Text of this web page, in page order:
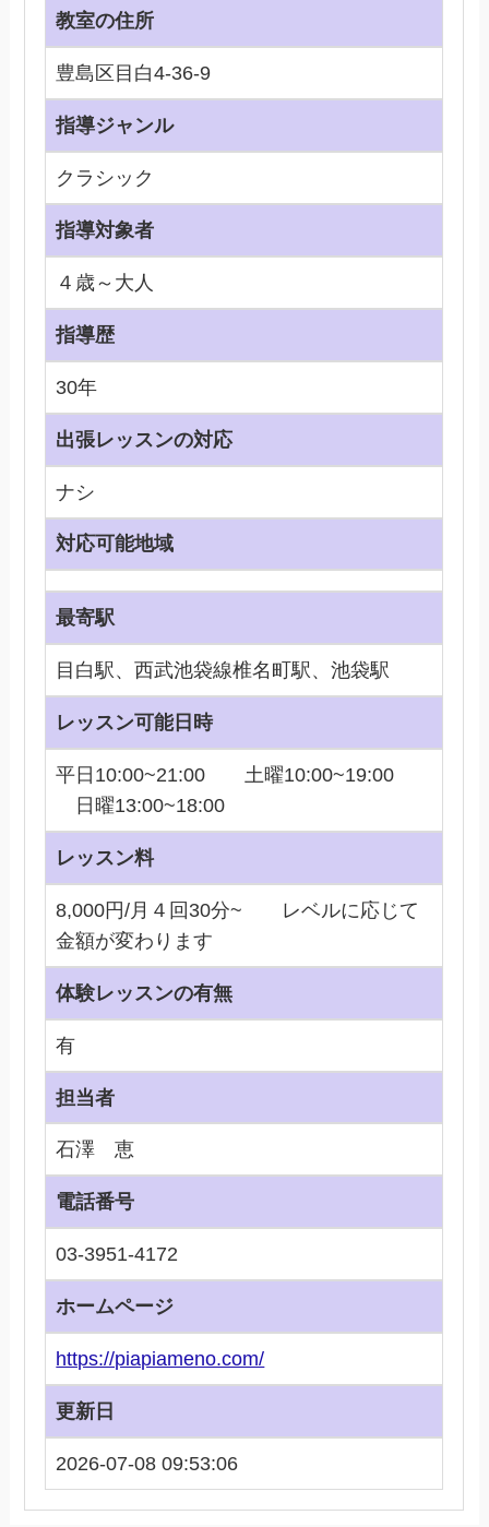
教室の住所
豊島区目白4-36-9
指導ジャンル
クラシック
指導対象者
４歳～大人
指導歴
30年
出張レッスンの対応
ナシ
対応可能地域
最寄駅
目白駅、西武池袋線椎名町駅、池袋駅
レッスン可能日時
平日10:00~21:00 土曜10:00~19:00
日曜13:00~18:00
レッスン料
8,000円/月４回30分~ レベルに応じて
金額が変わります
体験レッスンの有無
有
担当者
石澤 恵
電話番号
03-3951-4172
ホームページ
https://piapiameno.com/
更新日
2026-07-08 09:53:06